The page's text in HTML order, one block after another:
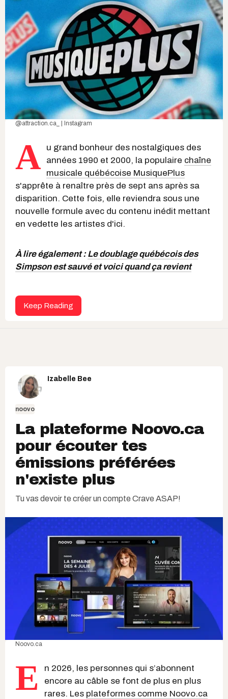
@attraction.ca_ | Instagram
A
u grand bonheur des nostalgiques des
années 1990 et 2000, la populaire chaîne
musicale québécoise MusiquePlus
s'apprête à renaître près de sept ans après sa
disparition. Cette fois, elle reviendra sous une
nouvelle formule avec du contenu inédit mettant
en vedette les artistes d'ici.
À lire également :Le doublage québécois des
Simpson est sauvé et voici quand ça revient
Keep Reading
Izabelle Bee
noovo
La plateforme Noovo.ca
pour écouter tes
émissions préférées
n'existe plus
Tu vas devoir te créer un compte Crave ASAP!
Noovo.ca
E
n 2026, les personnes qui s’abonnent
encore au câble se font de plus en plus
rares. Les plateformes comme Noovo.ca